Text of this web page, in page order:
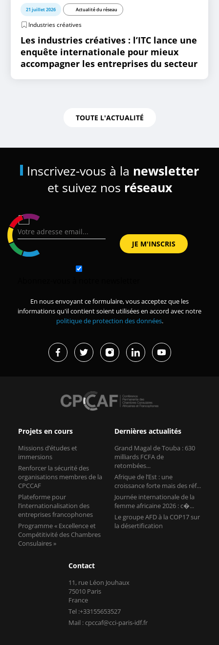
21 juillet 2026 Actualité du réseau
Industries créatives
Les industries créatives : l’ITC lance une
enquête internationale pour mieux
accompagner les entreprises du secteur
TOUTE L'ACTUALITÉ
Inscrivez-vous à la newsletter
et suivez nos réseaux
En nous envoyant ce formulaire, vous acceptez que les
informations qu'il contient soient utilisées en accord avec notre
politique de protection des données.
Projets en cours
Missions d’études et
immersions
Renforcer la sécurité des
organisations membres de la
CPCCAF
Plateforme pour
l’internationalisation des
entreprises francophones
Programme « Excellence et
Compétitivité des Chambres
Consulaires »
Dernières actualités
Grand Magal de Touba : 630
milliards FCFA de
retombées...
Afrique de l’Est : une
croissance forte mais des réf...
Journée internationale de la
femme africaine 2026 : c�...
Le groupe AFD à la COP17 sur
la désertification
Contact
11, rue Léon Jouhaux
75010 Paris
France
Tel :+33155653527
Mail : cpccaf@cci-paris-idf.fr